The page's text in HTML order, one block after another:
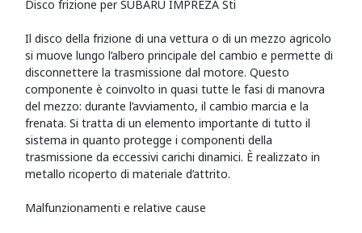
Disco frizione per SUBARU IMPREZA Sti
Il disco della frizione di una vettura o di un mezzo agricolo
si muove lungo l’albero principale del cambio e permette di
disconnettere la trasmissione dal motore. Questo
componente è coinvolto in quasi tutte le fasi di manovra
del mezzo: durante l’avviamento, il cambio marcia e la
frenata. Si tratta di un elemento importante di tutto il
sistema in quanto protegge i componenti della
trasmissione da eccessivi carichi dinamici. È realizzato in
metallo ricoperto di materiale d’attrito.
Malfunzionamenti e relative cause